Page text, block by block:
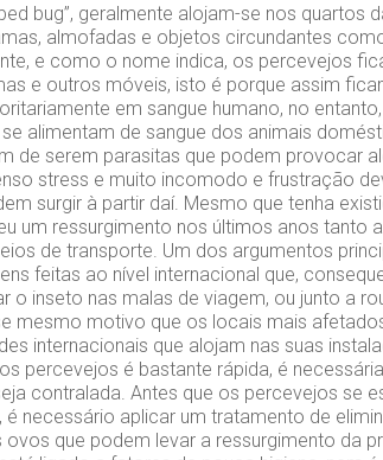
bug”, geralmente alojam-se nos quartos
almofadas e objetos circundantes
e como o nome indica, os percevejos
e outros móveis, isto é porque assim
em sangue humano, no
alimentam de sangue dos animais
de serem parasitas que podem provocar
stress e muito incomodo e frustração
surgir à partir daí. Mesmo que tenha
um ressurgimento nos últimos anos tanto
de transporte. Um dos argumentos
feitas ao nível internacional que,
o inseto nas malas de viagem, ou junto a
mesmo motivo que os locais mais
internacionais que alojam nas suas
percevejos é bastante rápida, é
contralada. Antes que os percevejos se
necessário aplicar um tratamento de
que podem levar a ressurgimento da